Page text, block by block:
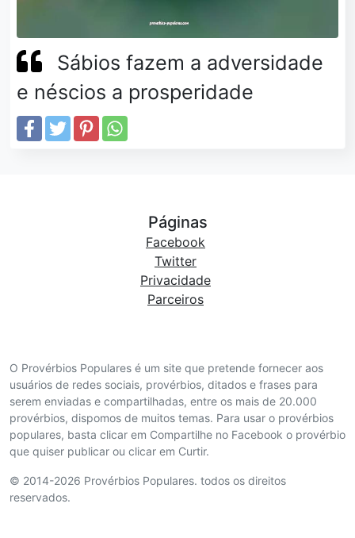
Sábios fazem a adversidade
e néscios a prosperidade
O Provérbios Populares é um site que pretende fornecer aos
usuários de redes sociais, provérbios, ditados e frases para
serem enviadas e compartilhadas, entre os mais de 20.000
provérbios, dispomos de muitos temas. Para usar o provérbios
populares, basta clicar em Compartilhe no Facebook o provérbio
que quiser publicar ou clicar em Curtir.
© 2014-2026 Provérbios Populares. todos os direitos
reservados.
Páginas
Facebook
Twitter
Privacidade
Parceiros